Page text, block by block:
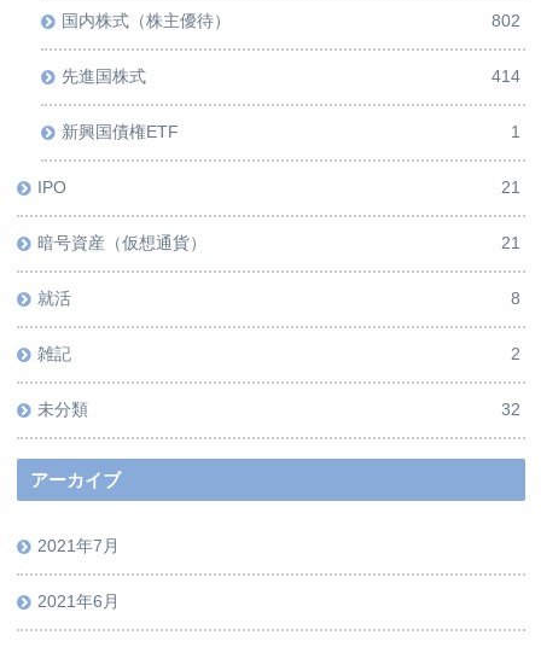
国内株式（株主優待） 802
先進国株式 414
新興国債権ETF 1
IPO 21
暗号資産（仮想通貨） 21
就活 8
雑記 2
未分類 32
アーカイブ
2021年7月
2021年6月